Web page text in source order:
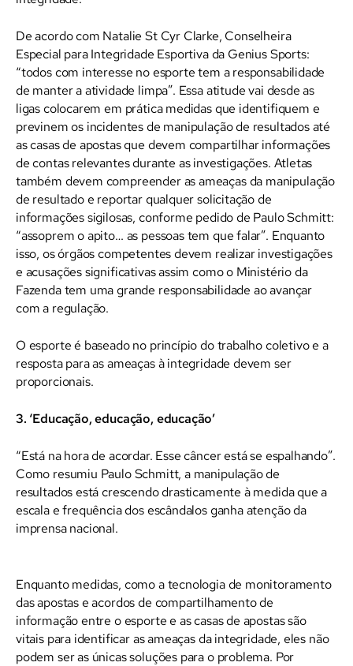
De acordo com Natalie St Cyr Clarke, Conselheira
Especial para Integridade Esportiva da Genius Sports:
“todos com interesse no esporte tem a responsabilidade
de manter a atividade limpa”. Essa atitude vai desde as
ligas colocarem em prática medidas que identifiquem e
previnem os incidentes de manipulação de resultados até
as casas de apostas que devem compartilhar informações
de contas relevantes durante as investigações. Atletas
também devem compreender as ameaças da manipulação
de resultado e reportar qualquer solicitação de
informações sigilosas, conforme pedido de Paulo Schmitt:
“assoprem o apito… as pessoas tem que falar”. Enquanto
isso, os órgãos competentes devem realizar investigações
e acusações significativas assim como o Ministério da
Fazenda tem uma grande responsabilidade ao avançar
com a regulação.
O esporte é baseado no princípio do trabalho coletivo e a
resposta para as ameaças à integridade devem ser
proporcionais.
3. ‘Educação, educação, educação’
“Está na hora de acordar. Esse câncer está se espalhando”.
Como resumiu Paulo Schmitt, a manipulação de
resultados está crescendo drasticamente à medida que a
escala e frequência dos escândalos ganha atenção da
imprensa nacional.
Enquanto medidas, como a tecnologia de monitoramento
das apostas e acordos de compartilhamento de
informação entre o esporte e as casas de apostas são
vitais para identificar as ameaças da integridade, eles não
podem ser as únicas soluções para o problema. Por